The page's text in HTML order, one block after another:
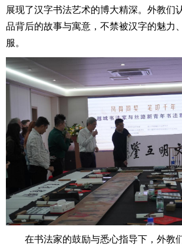
展现了汉字书法艺术的博大精深。外教们
品背后的故事与寓意，不禁被汉字的魅力
服。
在书法家的鼓励与悉心指导下，外教